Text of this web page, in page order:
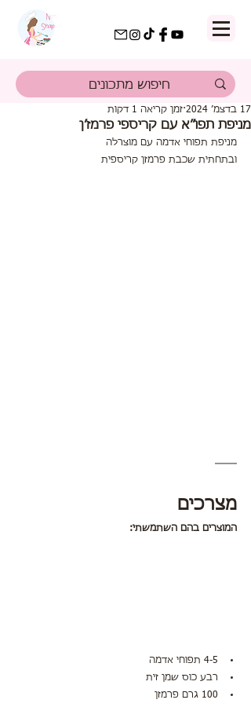
מניפת תפו״א עם קריספי פרמז׳ן
17 בדצמ׳ 2024 זמן קריאה 1 דקות
מניפת תפוחי אדמה עם מוצרלה
ובתחתית שכבת פרמזן קריספית
מצרכים
המוצרים בהם השתמשתי:
4-5 תפוחי אדמה
רבע כוס שמן זית
100 גרם פרמזן